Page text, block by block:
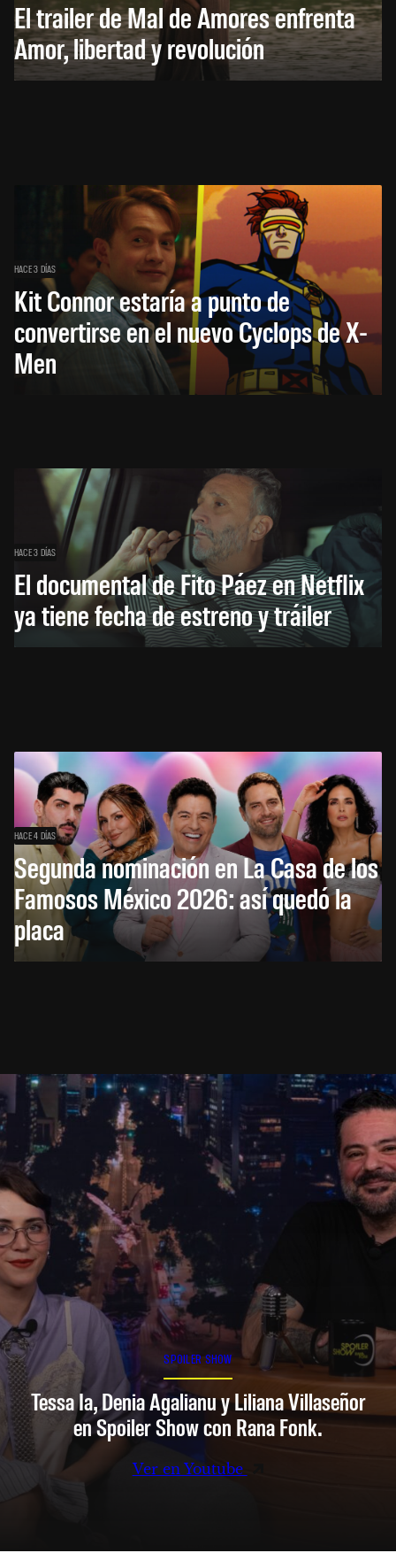
El trailer de Mal de Amores enfrenta
Amor, libertad y revolución
HACE 3 DÍAS
Kit Connor estaría a punto de
convertirse en el nuevo Cyclops de X-
Men
HACE 3 DÍAS
El documental de Fito Páez en Netflix
ya tiene fecha de estreno y tráiler
HACE 4 DÍAS
Segunda nominación en La Casa de los
Famosos México 2026: así quedó la
placa
SPOILER SHOW
Tessa Ia, Denia Agalianu y Liliana Villaseñor
en Spoiler Show con Rana Fonk.
Ver en Youtube